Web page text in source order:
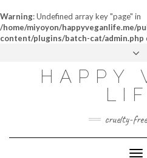
Warning: Undefined array key "page" in
/home/miyoyon/happyveganlife.me/
content/plugins/batch-cat/admin.php
ABOUT
MY
HAPPY
cruelty-